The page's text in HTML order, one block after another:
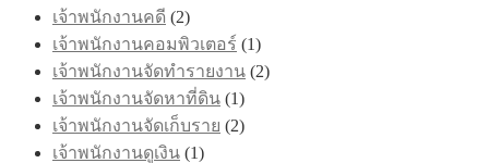
เจ้าพนักงานคดี (2)
เจ้าพนักงานคอมพิวเตอร์ (1)
เจ้าพนักงานจัดทำรายงาน (2)
เจ้าพนักงานจัดหาที่ดิน (1)
เจ้าพนักงานจัดเก็บราย (2)
เจ้าพนักงานดูเงิน (1)